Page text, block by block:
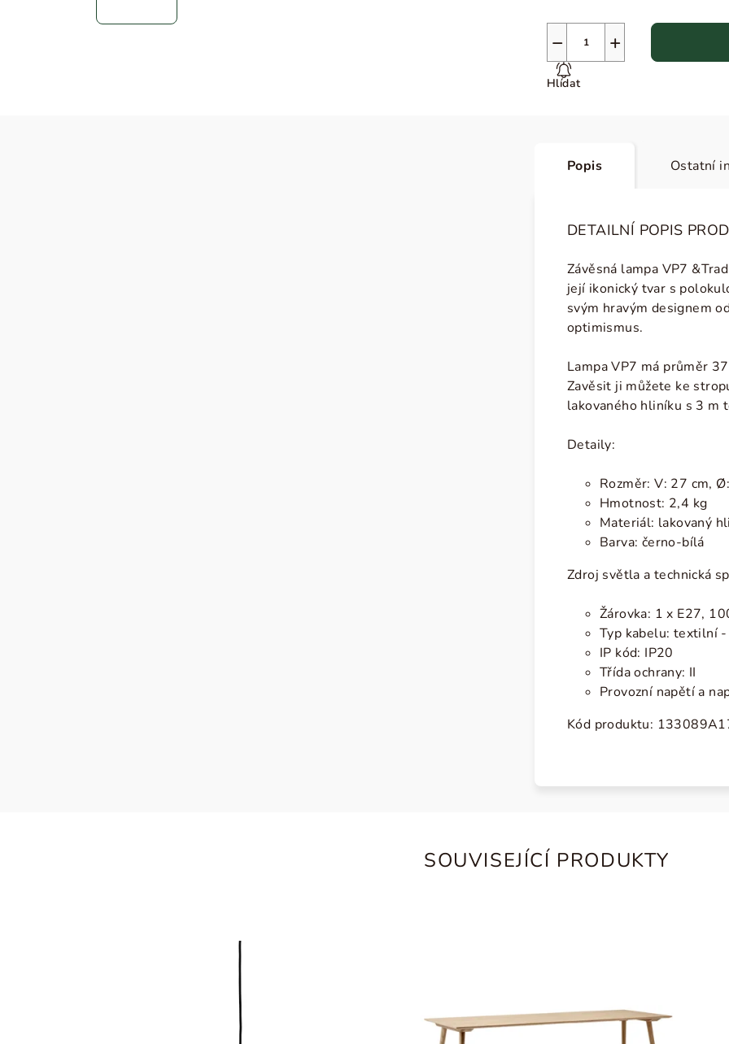
+
−
Hlídat
Popis Ostatní
DETAILNÍ POPIS
Závěsná lampa VP7
její ikonický tvar s
svým hravým designem
optimismus.
Lampa VP7 má průměr
Zavěsit ji můžete ke
lakovaného hliníku s 3 m
Detaily:
Rozměr:V: 27 cm,
Hmotnost: 2,4 kg
Materiál: lakovaný
Barva: černo-bílá
Zdroj světla a technická
Žárovka: 1 x E27,
Typ kabelu: textilní
IP kód: IP20
Třída ochrany: II
Provozní napětí a
Kód produktu:
SOUVISEJÍCÍ PRODUKTY